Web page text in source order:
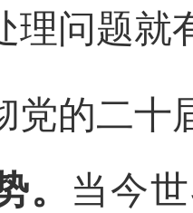
理问题就
党的二十
。 当今